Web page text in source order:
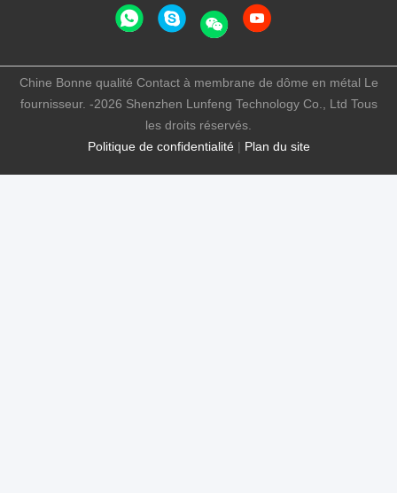
Politique de confidentialité| Plan du site
Chine Bonne qualité Contact à membrane de dôme en métal Le
fournisseur. -2026 Shenzhen Lunfeng Technology Co., Ltd Tous
les droits réservés.